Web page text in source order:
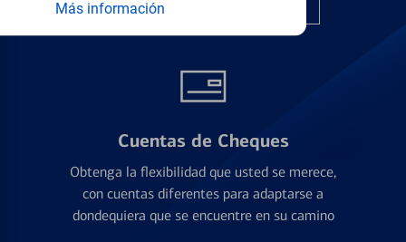
Más información
Encuentre la tarjeta correcta
Cuentas de Cheques
Obtenga la flexibilidad que usted se merece,
con cuentas diferentes para adaptarse a
dondequiera que se encuentre en su camino